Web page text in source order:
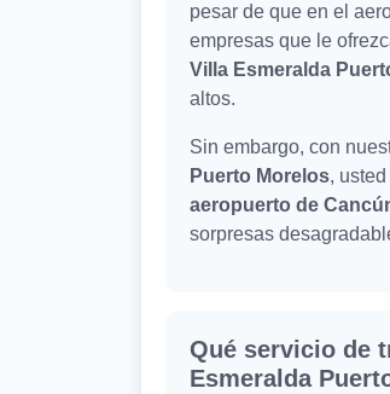
pesar de que en el
empresas que le
Villa Esmeralda
altos.
Sin embargo, con
Puerto Morelos,
aeropuerto de
sorpresas
Qué servicio de
Esmeralda